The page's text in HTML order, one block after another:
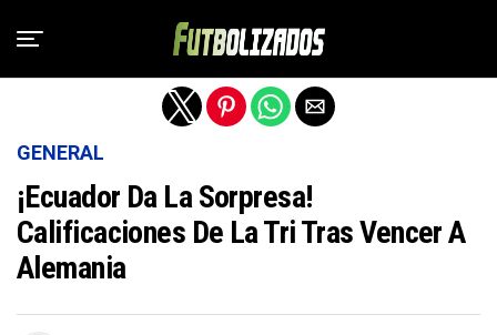
GENERAL
¡Ecuador Da La Sorpresa!
Calificaciones De La Tri Tras Vencer A
Alemania
Salir de la versión móvil